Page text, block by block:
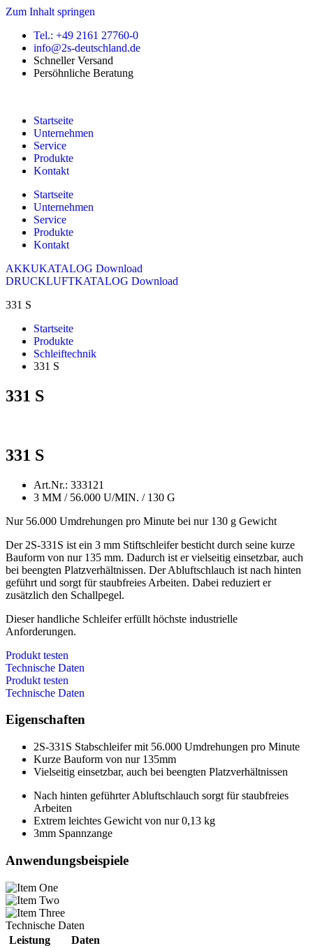
Zum Inhalt springen
Tel.: +49 2161 27760-0
info@2s-deutschland.de
Schneller Versand
Persöhnliche Beratung
Startseite
Unternehmen
Service
Produkte
Kontakt
Startseite
Unternehmen
Service
Produkte
Kontakt
AKKUKATALOG Download
DRUCKLUFTKATALOG Download
331 S
Startseite
Produkte
Schleiftechnik
331 S
331 S
331 S
Art.Nr.: 333121
3 MM / 56.000 U/MIN. / 130 G
Nur 56.000 Umdrehungen pro Minute bei nur 130 g Gewicht
Der 2S-331S ist ein 3 mm Stiftschleifer besticht durch seine kurze
Bauform von nur 135 mm. Dadurch ist er vielseitig einsetzbar, auch
bei beengten Platzverhältnissen. Der Abluftschlauch ist nach hinten
geführt und sorgt für staubfreies Arbeiten. Dabei reduziert er
zusätzlich den Schallpegel.
Dieser handliche Schleifer erfüllt höchste industrielle
Anforderungen.
Produkt testen
Technische Daten
Produkt testen
Technische Daten
Eigenschaften
2S-331S Stabschleifer mit 56.000 Umdrehungen pro Minute
Kurze Bauform von nur 135mm
Vielseitig einsetzbar, auch bei beengten Platzverhältnissen
Nach hinten geführter Abluftschlauch sorgt für staubfreies
Arbeiten
Extrem leichtes Gewicht von nur 0,13 kg
3mm Spannzange
Anwendungsbeispiele
Technische Daten
Leistung
Daten